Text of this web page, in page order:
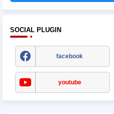
SOCIAL PLUGIN
facebook
youtube